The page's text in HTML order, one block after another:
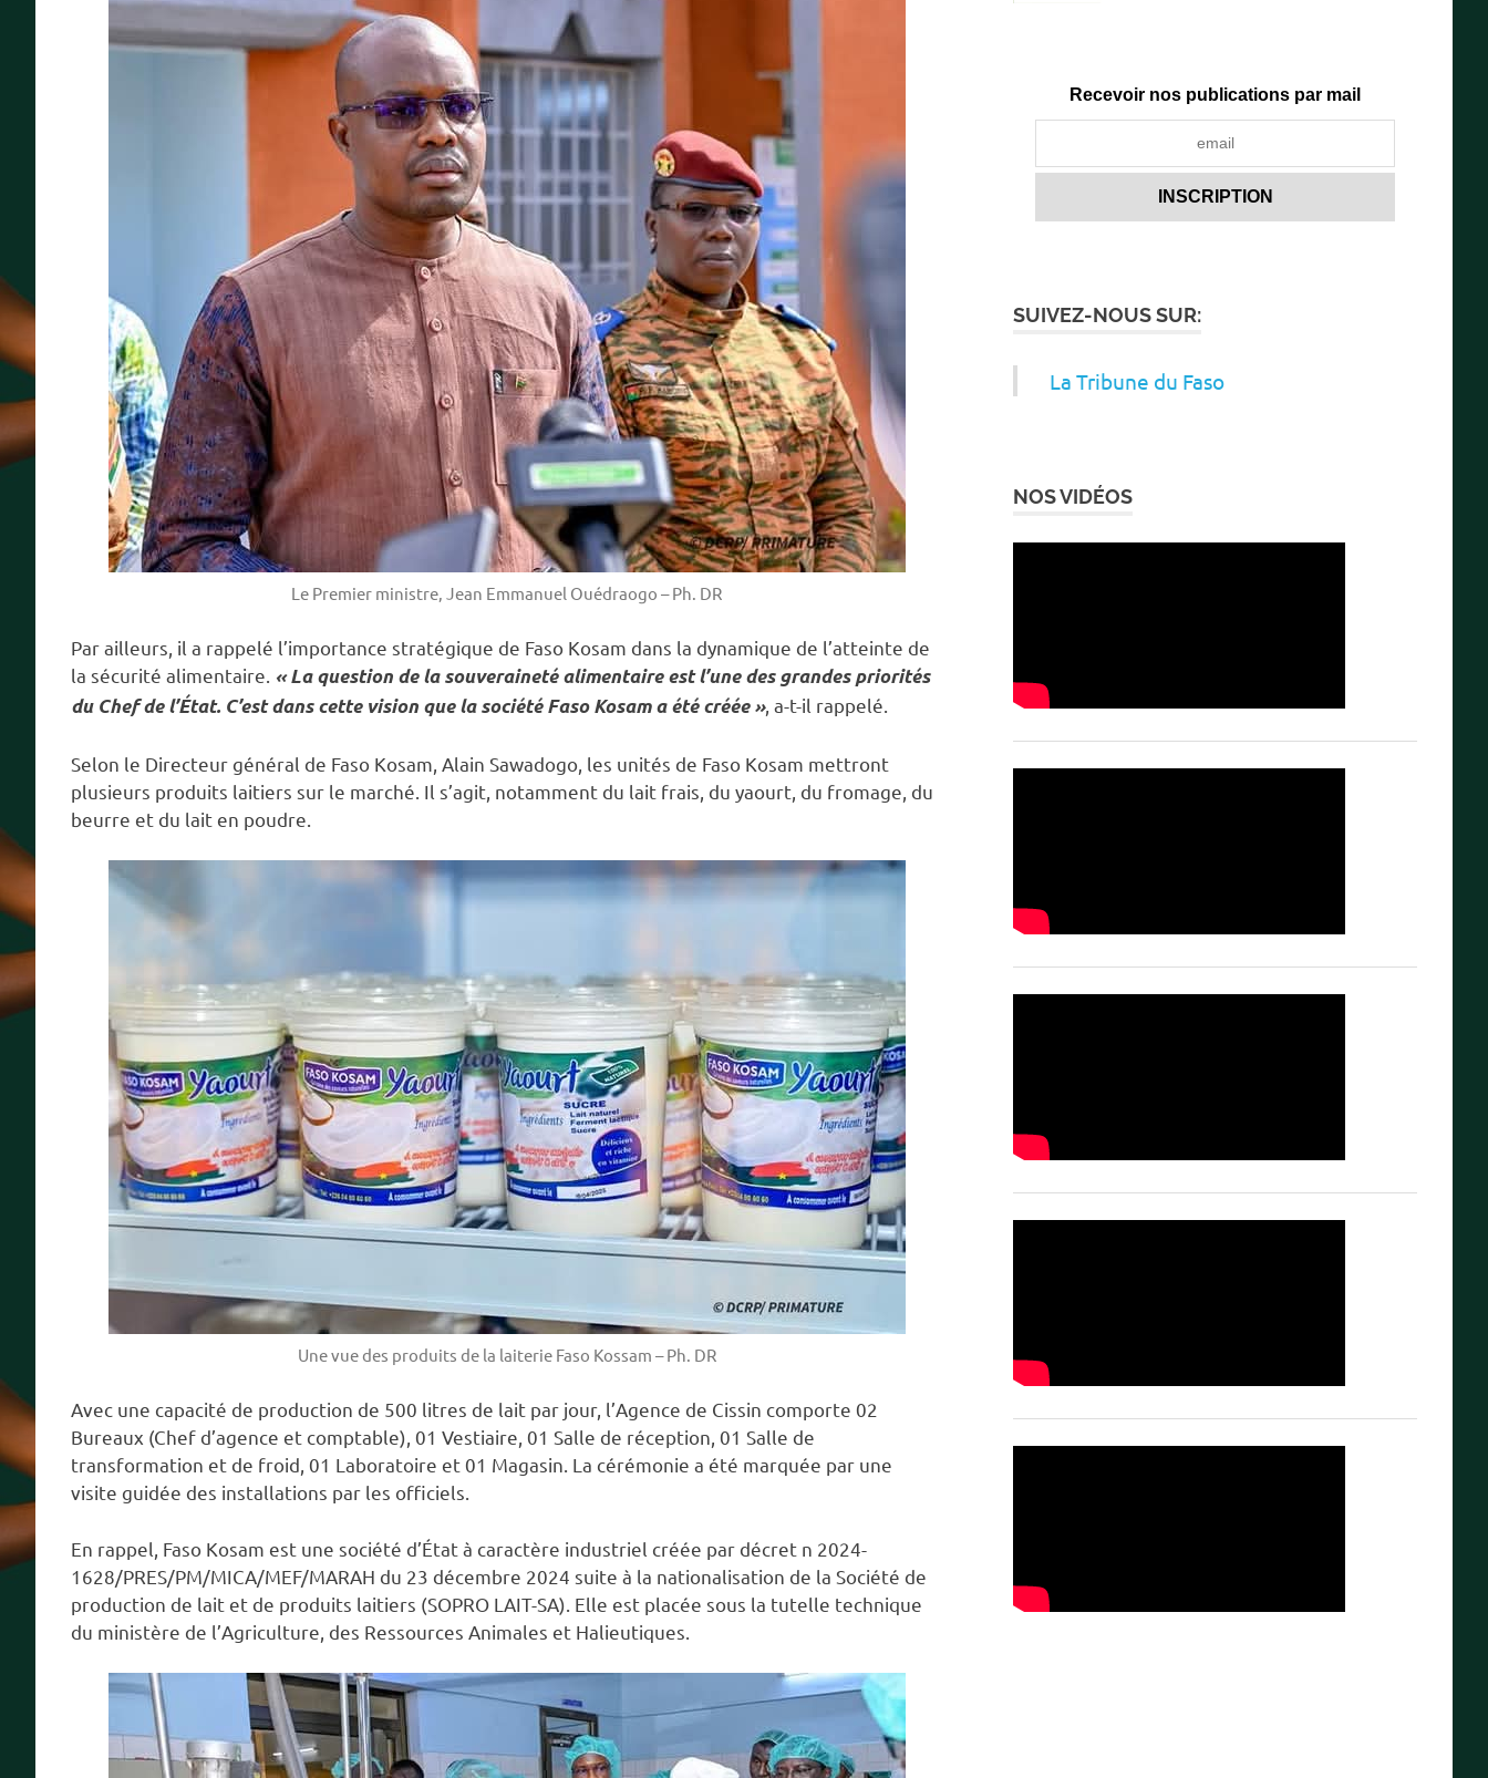
Le Premier ministre, Jean Emmanuel Ouédraogo – Ph. DR
Par ailleurs, il a rappelé l’importance stratégique de Faso Kosam dans la dynamique de l’atteinte de
la sécurité alimentaire. « La question de la souveraineté alimentaire est l’une des grandes priorités
du Chef de l’État. C’est dans cette vision que la société Faso Kosam a été créée », a-t-il rappelé.
Selon le Directeur général de Faso Kosam, Alain Sawadogo, les unités de Faso Kosam mettront
plusieurs produits laitiers sur le marché. Il s’agit, notamment du lait frais, du yaourt, du fromage, du
beurre et du lait en poudre.
Une vue des produits de la laiterie Faso Kossam – Ph. DR
Avec une capacité de production de 500 litres de lait par jour, l’Agence de Cissin comporte 02
Bureaux (Chef d’agence et comptable), 01 Vestiaire, 01 Salle de réception, 01 Salle de
transformation et de froid, 01 Laboratoire et 01 Magasin. La cérémonie a été marquée par une
visite guidée des installations par les officiels.
En rappel, Faso Kosam est une société d’État à caractère industriel créée par décret n 2024-
1628/PRES/PM/MICA/MEF/MARAH du 23 décembre 2024 suite à la nationalisation de la Société de
production de lait et de produits laitiers (SOPRO LAIT-SA). Elle est placée sous la tutelle technique
du ministère de l’Agriculture, des Ressources Animales et Halieutiques.
Recevoir nos publications par mail
SUIVEZ-NOUS SUR:
La Tribune du Faso
NOS VIDÉOS